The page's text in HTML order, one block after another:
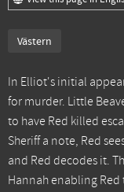
Västern
In Elliot's initial
for murder. Little
to have Red killed
Sheriff a note, Red
and Red decodes it.
Hannah enabling